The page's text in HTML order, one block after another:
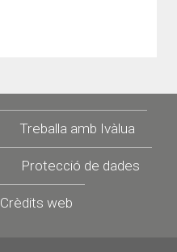
Treballa amb Ivàlua
Protecció de dades
Crèdits web